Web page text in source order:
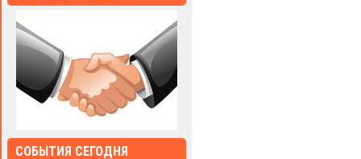
СОБЫТИЯ СЕГОДНЯ